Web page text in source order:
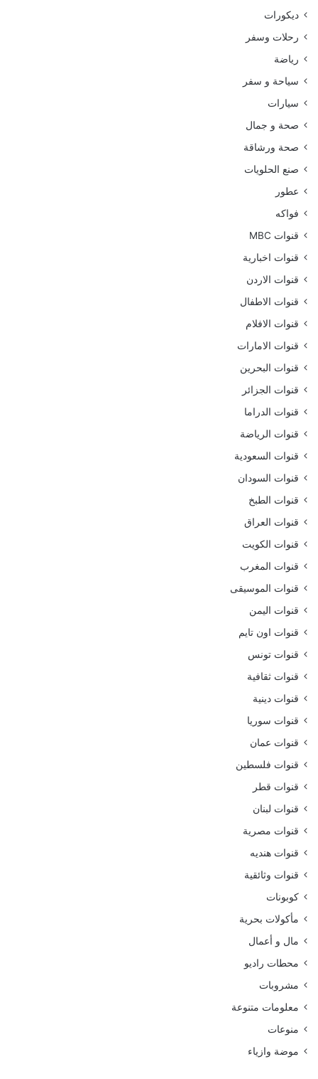
ديكورات
رحلات وسفر
رياضة
سياحة و سفر
سيارات
صحة و جمال
صحة ورشاقة
صنع الحلويات
عطور
فواكه
قنوات MBC
قنوات اخبارية
قنوات الاردن
قنوات الاطفال
قنوات الافلام
قنوات الامارات
قنوات البحرين
قنوات الجزائر
قنوات الدراما
قنوات الرياضة
قنوات السعودية
قنوات السودان
قنوات الطبخ
قنوات العراق
قنوات الكويت
قنوات المغرب
قنوات الموسيقى
قنوات اليمن
قنوات اون تايم
قنوات تونس
قنوات ثقافية
قنوات دينية
قنوات سوريا
قنوات عمان
قنوات فلسطين
قنوات قطر
قنوات لبنان
قنوات مصرية
قنوات هنديه
قنوات وثائقية
كوبونات
مأكولات بحرية
مال و أعمال
محطات راديو
مشروبات
معلومات متنوعة
منوعات
موضة وازياء